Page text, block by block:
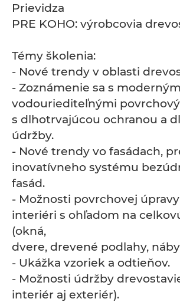
Prievidza
PRE KOHO: výrobcovia
Témy školenia:
- Nové trendy v oblasti
- Zoznámenie sa s
vodouriediteľnými
s dlhotrvajúcou ochranou a
údržby.
- Nové trendy vo fasádach,
inovatívneho systému
fasád.
- Možnosti povrchovej
interiéri s ohľadom na
(okná,
dvere, drevené podlahy,
- Ukážka vzoriek a odtieňov.
- Možnosti údržby
interiér aj exteriér).